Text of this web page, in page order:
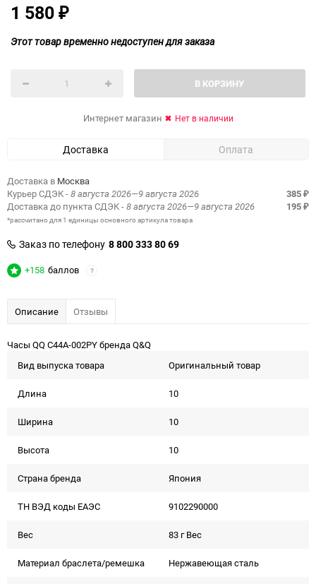
1 580 ₽
Этот товар временно недоступен для заказа
В КОРЗИНУ
Интернет магазин Нет в наличии
Доставка Оплата
Доставка в Москва
Курьер СДЭК- 8 августа 2026—9 августа 2026 385 ₽
Доставка до пункта СДЭК- 8 августа 2026—9 августа 2026 195 ₽
*рассчитано для 1 единицы основного артикула товара
Заказ по телефону 8 800 333 80 69
+158 баллов ?
Описание Отзывы
Часы QQ C44A-002PY бренда Q&Q
Вид выпуска товара
Оригинальный товар
Длина 10
Ширина 10
Высота 10
Страна бренда Япония
ТН ВЭД коды ЕАЭС 9102290000
Вес 83 г Вес
Материал браслета/ремешка Нержавеющая сталь